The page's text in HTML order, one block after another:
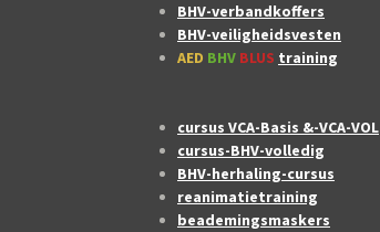
BHV-verbandkoffers
BHV-veiligheidsvesten
AED BHV BLUS training
cursus VCA-Basis &-VCA-VOL
cursus-BHV-volledig
BHV-herhaling-cursus
reanimatietraining
beademingsmaskers